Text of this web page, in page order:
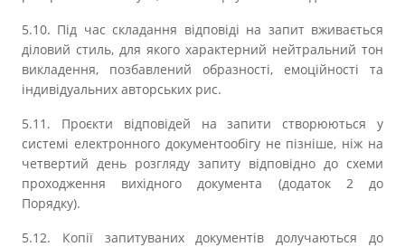
5.10. Під час складання відповіді на запит вживається
діловий стиль, для якого характерний нейтральний тон
викладення, позбавлений образності, емоційності та
індивідуальних авторських рис.
5.11. Проєкти відповідей на запити створюються у
системі електронного документообігу не пізніше, ніж на
четвертий день розгляду запиту відповідно до схеми
проходження вихідного документа (додаток 2 до
Порядку).
5.12. Копії запитуваних документів долучаються до